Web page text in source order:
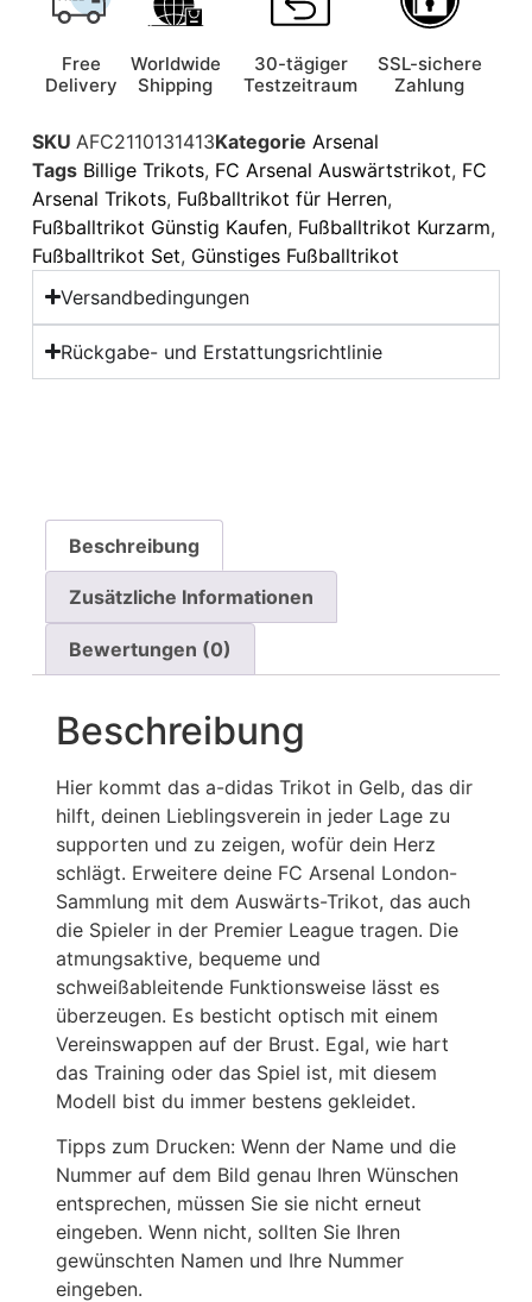
Free
Delivery
Worldwide
Shipping
30-tägiger
Testzeitraum
SSL-sichere
Zahlung
SKU AFC2110131413Kategorie Arsenal
Tags Billige Trikots, FC Arsenal Auswärtstrikot, FC
Arsenal Trikots, Fußballtrikot für Herren,
Fußballtrikot Günstig Kaufen, Fußballtrikot Kurzarm,
Fußballtrikot Set, Günstiges Fußballtrikot
Versandbedingungen
Rückgabe- und Erstattungsrichtlinie
Beschreibung
Zusätzliche Informationen
Bewertungen (0)
Beschreibung
Hier kommt das a-didas Trikot in Gelb, das dir
hilft, deinen Lieblingsverein in jeder Lage zu
supporten und zu zeigen, wofür dein Herz
schlägt. Erweitere deine FC Arsenal London-
Sammlung mit dem Auswärts-Trikot, das auch
die Spieler in der Premier League tragen. Die
atmungsaktive, bequeme und
schweißableitende Funktionsweise lässt es
überzeugen. Es besticht optisch mit einem
Vereinswappen auf der Brust. Egal, wie hart
das Training oder das Spiel ist, mit diesem
Modell bist du immer bestens gekleidet.
Tipps zum Drucken: Wenn der Name und die
Nummer auf dem Bild genau Ihren Wünschen
entsprechen, müssen Sie sie nicht erneut
eingeben. Wenn nicht, sollten Sie Ihren
gewünschten Namen und Ihre Nummer
eingeben.